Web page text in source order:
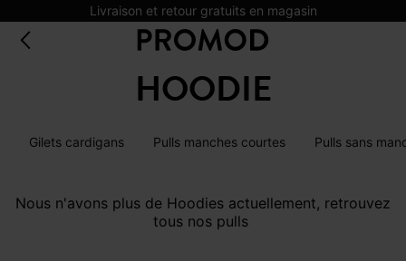
Livraison et retour gratuits en magasin
HOODIE
Gilets cardigans Pulls manches courtes Pulls sans
Nous n'avons plus de Hoodies actuellement, retrouvez
tous nos pulls